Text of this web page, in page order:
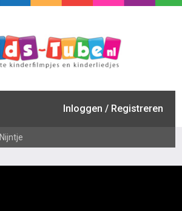
Inloggen / Registreren
Nijntje